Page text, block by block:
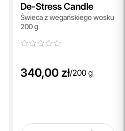
De-Stress Candle
Świeca z wegańskiego wosku
200 g
340,00 zł/200 g